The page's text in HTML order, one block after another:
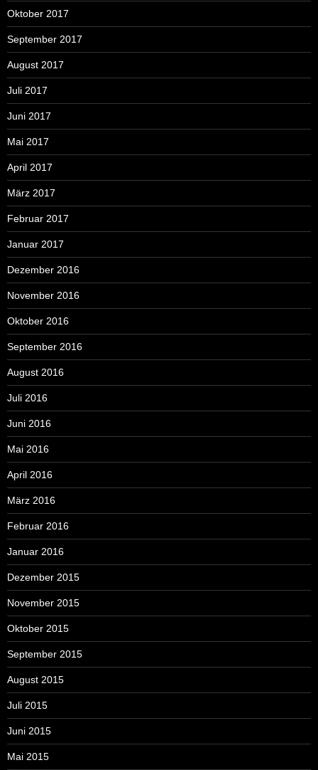
Oktober 2017
September 2017
August 2017
Juli 2017
Juni 2017
Mai 2017
April 2017
März 2017
Februar 2017
Januar 2017
Dezember 2016
November 2016
Oktober 2016
September 2016
August 2016
Juli 2016
Juni 2016
Mai 2016
April 2016
März 2016
Februar 2016
Januar 2016
Dezember 2015
November 2015
Oktober 2015
September 2015
August 2015
Juli 2015
Juni 2015
Mai 2015